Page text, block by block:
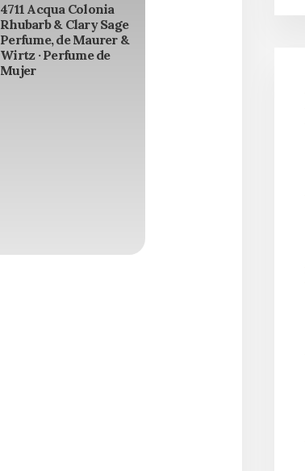
4711 Acqua Colonia
Rhubarb & Clary Sage
Perfume, de Maurer &
Wirtz · Perfume de
Mujer